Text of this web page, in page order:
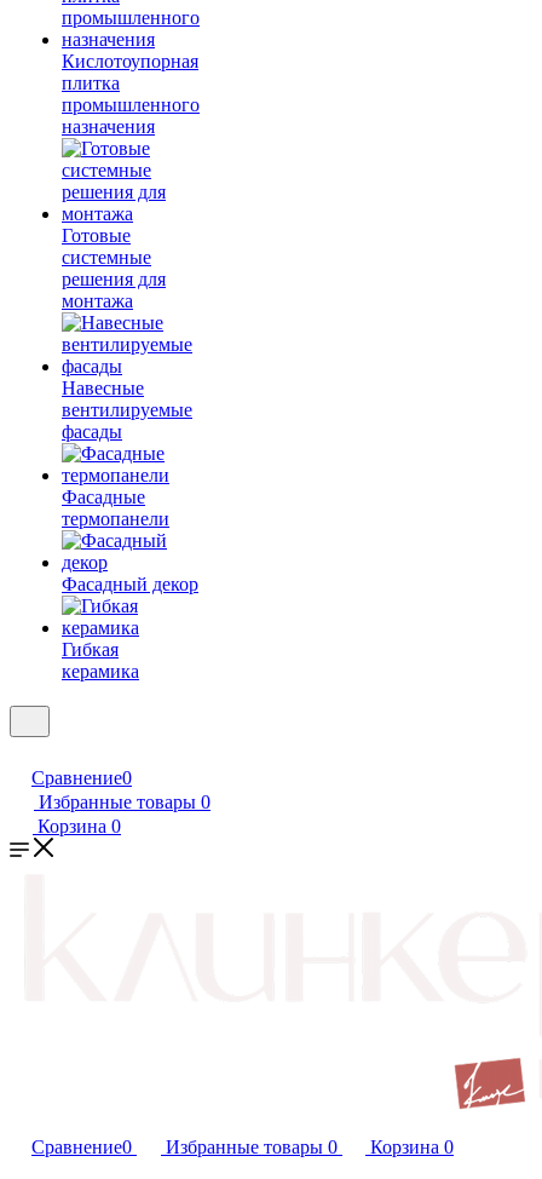
Кислотоупорная
плитка
промышленного
назначения
Готовые
системные
решения для
монтажа
Навесные
вентилируемые
фасады
Фасадные
термопанели
Фасадный декор
Гибкая
керамика
Сравнение0
Избранные товары 0
Корзина 0
Сравнение0 Избранные товары 0 Корзина 0